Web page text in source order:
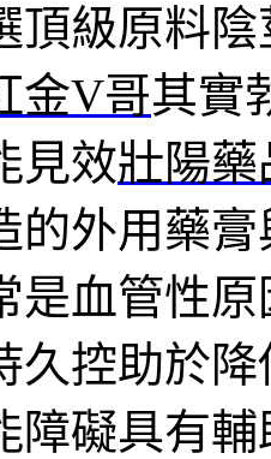
頂級原料
金V哥其實
見效壯陽藥
的外用藥膏
是血管性
久控助於
障礙具有